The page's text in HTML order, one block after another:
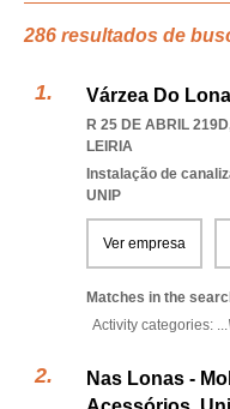
286 resultados de
Várzea Do
R 25 DE ABRIL
LEIRIA
Instalação de
UNIP
Ver empresa
Matches in the
Activity categories: ...
Nas Lonas -